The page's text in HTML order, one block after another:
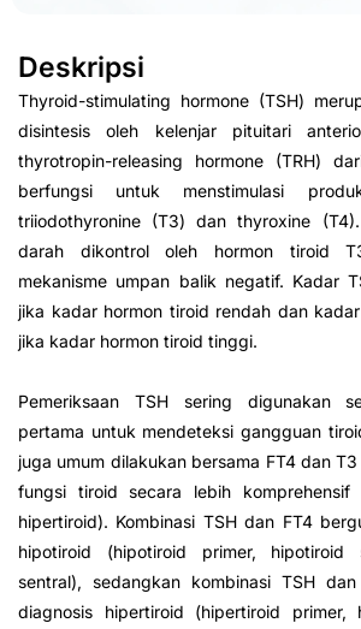
Deskripsi
Thyroid-stimulating hormone (TSH)
disintesis oleh kelenjar pituitari
thyrotropin-releasing hormone (TRH)
berfungsi untuk menstimulasi
triiodothyronine (T3) dan thyroxine
darah dikontrol oleh hormon tiroid
mekanisme umpan balik negatif. Kadar
jika kadar hormon tiroid rendah dan
jika kadar hormon tiroid tinggi.
Pemeriksaan TSH sering digunakan
pertama untuk mendeteksi gangguan
juga umum dilakukan bersama FT4 dan
fungsi tiroid secara lebih komprehensif
hipertiroid). Kombinasi TSH dan FT4
hipotiroid (hipotiroid primer, hipotiroid
sentral), sedangkan kombinasi TSH
diagnosis hipertiroid (hipertiroid primer,